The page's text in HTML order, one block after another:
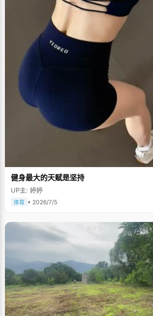
健身最大的天赋是坚持
UP主: 婷婷
体育 • 2026/7/5